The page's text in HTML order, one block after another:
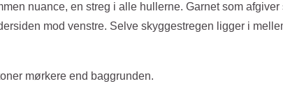
nuance, en streg i alle hullerne. Garnet som
mod venstre. Selve skyggestregen ligger i
mørkere end baggrunden.